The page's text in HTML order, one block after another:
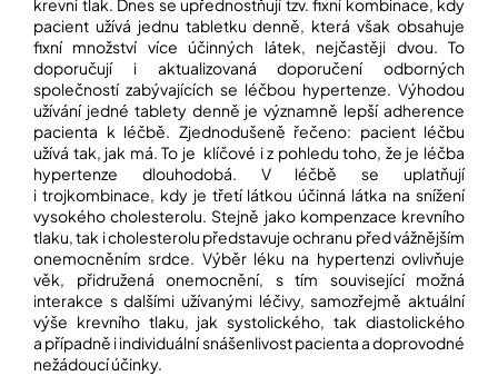
NAŠE
INSPIRACE
ZÁBAVA,
KTERÁ
POSÍLÍ
PAMĚŤ
KONCENTRACI
BAZAR
REPASOVANÉ
POMŮCKY
Přihlášení
krevní tlak. Dnes se upřednostňují tzv. fixní kombinace, kdy
pacient užívá jednu tabletku denně, která však obsahuje
fixní množství více účinných látek, nejčastěji dvou. To
doporučují i aktualizovaná doporučení odborných
společností zabývajících se léčbou hypertenze. Výhodou
užívání jedné tablety denně je významně lepší adherence
pacienta k léčbě. Zjednodušeně řečeno: pacient léčbu
užívá tak, jak má. To je klíčové i z pohledu toho, že je léčba
hypertenze dlouhodobá. V léčbě se uplatňují
i trojkombinace, kdy je třetí látkou účinná látka na snížení
vysokého cholesterolu. Stejně jako kompenzace krevního
tlaku, tak i cholesterolu představuje ochranu před vážnějším
onemocněním srdce. Výběr léku na hypertenzi ovlivňuje
věk, přidružená onemocnění, s tím související možná
interakce s dalšími užívanými léčivy, samozřejmě aktuální
výše krevního tlaku, jak systolického, tak diastolického
a případně i individuální snášenlivost pacienta a doprovodné
nežádoucí účinky.
D
o
p
o
č
e
m
e